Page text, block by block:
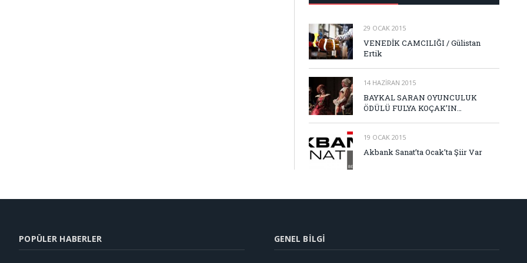
29 OCAK 2015
VENEDİK CAMCILIĞI / Gülistan
Ertik
14 HAZIRAN 2015
BAYKAL SARAN OYUNCULUK
ÖDÜLÜ FULYA KOÇAK’IN…
19 OCAK 2015
Akbank Sanat’ta Ocak’ta Şiir Var
POPÜLER HABERLER GENEL BILGI